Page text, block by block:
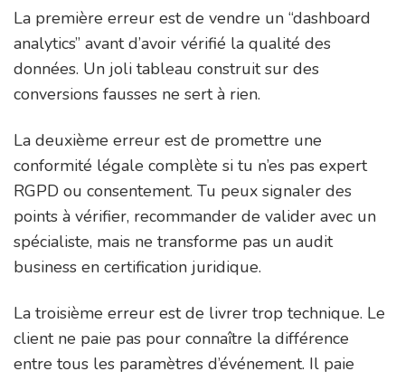
La première erreur est de vendre un “dashboard
analytics” avant d’avoir vérifié la qualité des
données. Un joli tableau construit sur des
conversions fausses ne sert à rien.
La deuxième erreur est de promettre une
conformité légale complète si tu n’es pas expert
RGPD ou consentement. Tu peux signaler des
points à vérifier, recommander de valider avec un
spécialiste, mais ne transforme pas un audit
business en certification juridique.
La troisième erreur est de livrer trop technique. Le
client ne paie pas pour connaître la différence
entre tous les paramètres d’événement. Il paie